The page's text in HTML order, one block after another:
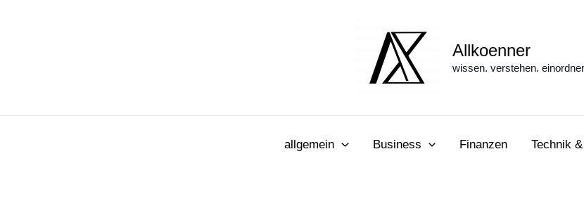
Allkoenner
wissen. verstehen.
allgemein Business Finanzen Technik